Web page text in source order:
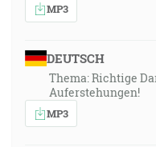
MP3
DEUTSCH
Thema: Richtige
Auferstehungen!
MP3